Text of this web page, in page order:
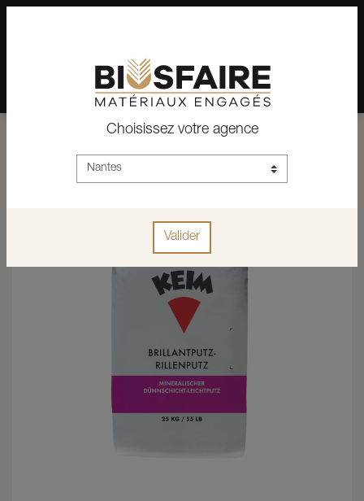
Depuis plus de 15 ans, conseil et vente de matériaux pour un
habitat pérenne.
CONSTRUCTION RAVALEMENT - ENDUITS
Choisissez votre agence
Valider